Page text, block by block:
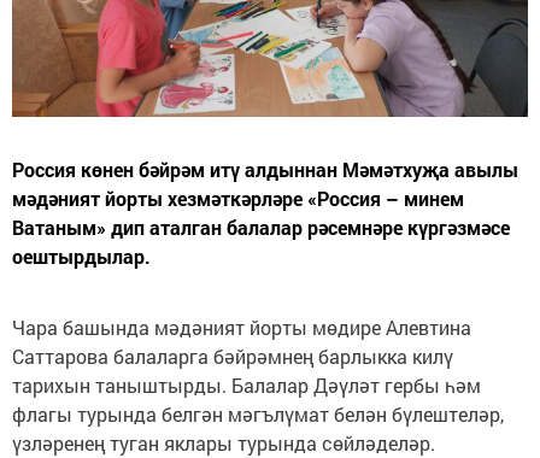
Россия көнен бәйрәм итү алдыннан Мәмәтхуҗа авылы
мәдәният йорты хезмәткәрләре «Россия – минем
Ватаным» дип аталган балалар рәсемнәре күргәзмәсе
оештырдылар.
Чара башында мәдәният йорты мөдире Алевтина
Саттарова балаларга бәйрәмнең барлыкка килү
тарихын таныштырды. Балалар Дәүләт гербы һәм
флагы турында белгән мәгълүмат белән бүлештеләр,
үзләренең туган яклары турында сөйләделәр.